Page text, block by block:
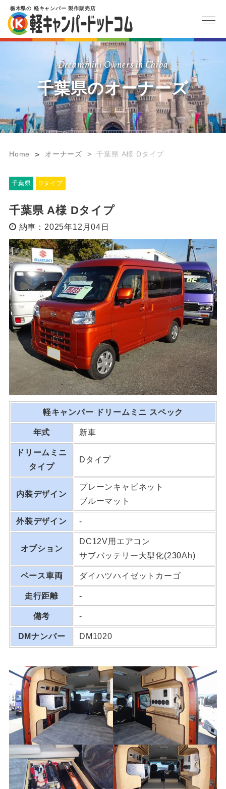
栃木県の 軽キャンパー 製作販売店
Dreammini Owners in Chiba
千葉県のオーナーズ
Home > オーナーズ > 千葉県 A様 Dタイプ
千葉県 Dタイプ
千葉県 A様 Dタイプ
納車：2025年12月04日
軽キャンパー ドリームミニ スペック
年式 新車
ドリームミニ
タイプ
Dタイプ
内装デザイン
プレーンキャビネット
ブルーマット
外装デザイン -
オプション
DC12V用エアコン
サブバッテリー大型化(230Ah)
ベース車両 ダイハツハイゼットカーゴ
走行距離 -
備考 -
DMナンバー DM1020